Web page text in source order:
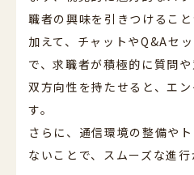
職者の興味を引きつけること
加えて、チャットやQ&Aセ
で、求職者が積極的に質問
双方向性を持たせると、エ
す。
さらに、通信環境の整備や
ないことで、スムーズな進行